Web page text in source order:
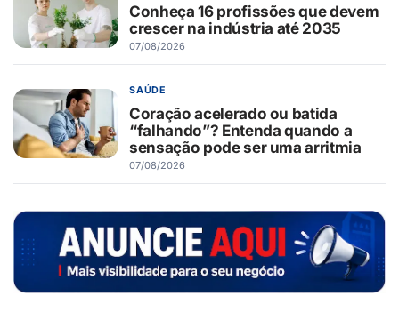
Conheça 16 profissões que devem
crescer na indústria até 2035
07/08/2026
SAÚDE
Coração acelerado ou batida
“falhando”? Entenda quando a
sensação pode ser uma arritmia
07/08/2026